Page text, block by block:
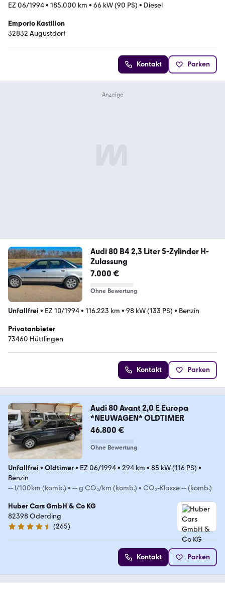
EZ 06/1994• 185.000 km • 66 kW (90 PS) • Diesel
Emporio Kastilion
32832 Augustdorf
Kontakt Parken
Audi 80 B4 2,3 Liter 5-Zylinder H-
Zulassung
7.000 €
Ohne Bewertung
Unfallfrei • EZ 10/1994• 116.223 km • 98 kW (133 PS) • Benzin
Privatanbieter
73460 Hüttlingen
Kontakt Parken
Audi 80 Avant 2,0 E Europa
*NEUWAGEN* OLDTIMER
46.800 €
Ohne Bewertung
Unfallfrei • Oldtimer• EZ 06/1994• 294 km • 85 kW (116 PS) •
Benzin
-- l/100km (komb.) • -- g CO₂/km (komb.) • CO₂-Klasse -- (komb.)
Huber Cars GmbH & Co KG
82398 Oderding
4.7 Sterne
(265)
Kontakt Parken